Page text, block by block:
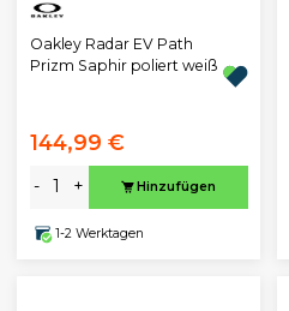
Oakley Radar EV Path
Prizm Saphir poliert weiß
144,99 €
- + Hinzufügen
1-2 Werktagen